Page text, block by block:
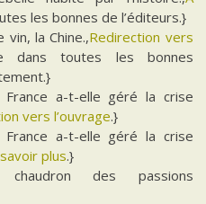
les bonnes de l’éditeurs.}
vin, la Chine.,Redirection vers
dans toutes les bonnes
France a-t-elle géré la crise
vers l’ouvrage.}
France a-t-elle géré la crise
plus.}
des passions